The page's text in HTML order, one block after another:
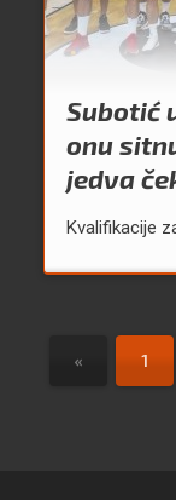
Subotić
onu
jedva
Kvalifikacije
« 1